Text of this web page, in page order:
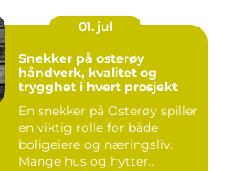
01. jul
Snekker på osterøy
håndverk, kvalitet og
trygghet i hvert prosjekt
En snekker på Osterøy spiller
en viktig rolle for både
boligeiere og næringsliv.
Mange hus og hytter...